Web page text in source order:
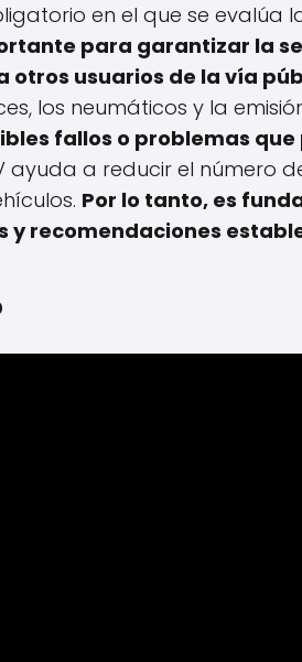
en el que se evalúa
para garantizar la
usuarios de la vía
los neumáticos y la
fallos o problemas que
ayuda a reducir el número
Por lo tanto, es
y recomendaciones